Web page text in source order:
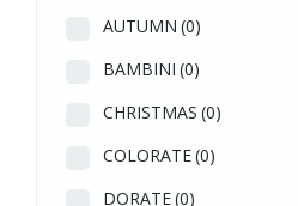
AUTUMN (0)
BAMBINI (0)
CHRISTMAS (0)
COLORATE(0)
DORATE(0)